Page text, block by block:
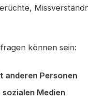
können sein:
anderen Personen
sozialen Medien